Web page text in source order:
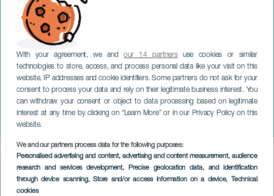
With your agreement, we andour 14 partnersuse cookies or similar
technologies to store, access, and process personal data like your visit on this
website, IP addresses and cookie identifiers. Some partners do not ask for your
consent to process your data and rely on their legitimate business interest. You
can withdraw your consent or object to data processing based on legitimate
interest at any time by clicking on “Learn More” or in our Privacy Policy on this
website.
We and our partners process data for the following purposes:
Personalised advertising and content, advertising and content measurement, audience
research and services development, Precise geolocation data, and identification
through device scanning, Store and/or access information on a device, Technical
cookies
Playa Blanca Music Run
Night
LANZAROTE
Imagen
Listado